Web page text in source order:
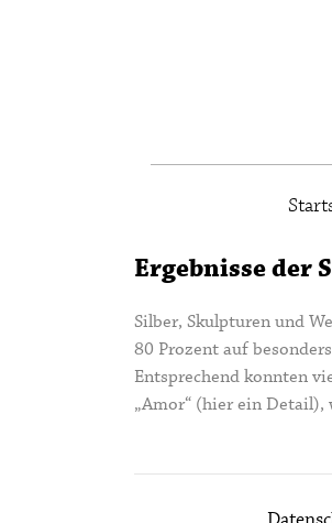
Ergebnisse der
Silber, Skulpturen und
80 Prozent auf
Entsprechend konnten
„Amor“ (hier ein